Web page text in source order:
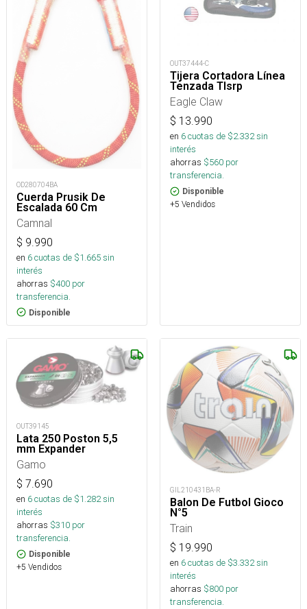
OD280704BA
Cuerda Prusik De
Escalada 60 Cm
Camnal
$ 9.990
en 6cuotas de $1.665sin
interés
ahorras $400 por
transferencia.
Disponible
OUT37444-C
Tijera Cortadora Línea
Tenzada Tlsrp
Eagle Claw
$ 13.990
en 6cuotas de $2.332sin
interés
ahorras $560 por
transferencia.
Disponible
+5 Vendidos
OUT39145
Lata 250 Poston 5,5
mm Expander
Gamo
$ 7.690
en 6cuotas de $1.282sin
interés
ahorras $310 por
transferencia.
Disponible
+5 Vendidos
GIL210431BA-R
Balon De Futbol Gioco
N°5
Train
$ 19.990
en 6cuotas de $3.332sin
interés
ahorras $800 por
transferencia.